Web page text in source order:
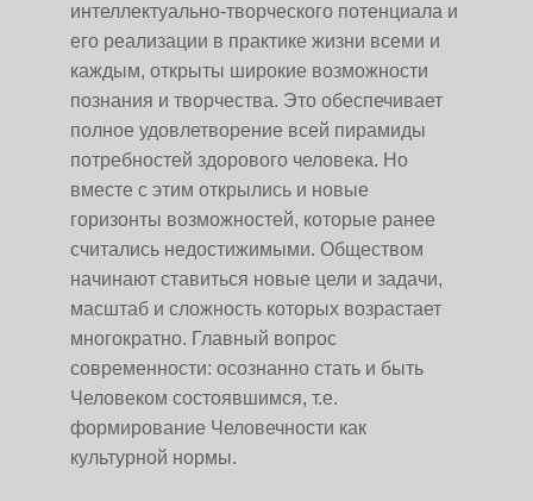
интеллектуально-творческого потенциала и
его реализации в практике жизни всеми и
каждым, открыты широкие возможности
познания и творчества. Это обеспечивает
полное удовлетворение всей пирамиды
потребностей здорового человека. Но
вместе с этим открылись и новые
горизонты возможностей, которые ранее
считались недостижимыми. Обществом
начинают ставиться новые цели и задачи,
масштаб и сложность которых возрастает
многократно. Главный вопрос
современности: осознанно стать и быть
Человеком состоявшимся, т.е.
формирование Человечности как
культурной нормы.